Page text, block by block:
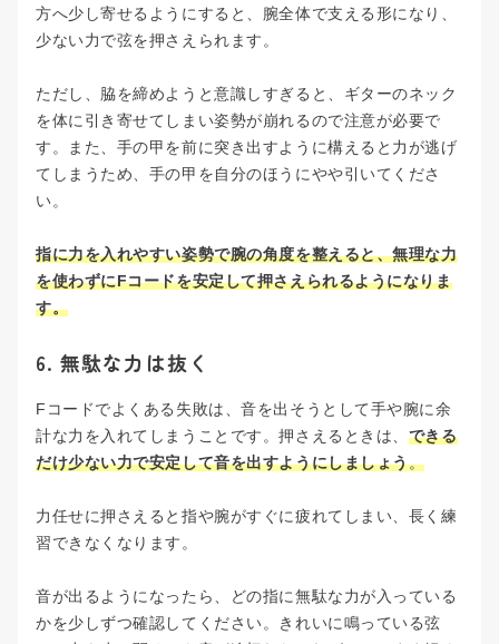
方へ少し寄せるようにすると、腕全体で支える形になり、
少ない力で弦を押さえられます。
ただし、脇を締めようと意識しすぎると、ギターのネック
を体に引き寄せてしまい姿勢が崩れるので注意が必要で
す。また、手の甲を前に突き出すように構えると力が逃げ
てしまうため、手の甲を自分のほうにやや引いてくださ
い。
指に力を入れやすい姿勢で腕の角度を整えると、無理な力
を使わずにFコードを安定して押さえられるようになりま
す。
6. 無駄な力は抜く
Fコードでよくある失敗は、音を出そうとして手や腕に余
計な力を入れてしまうことです。押さえるときは、 できる
だけ少ない力で安定して音を出すようにしましょう。
力任せに押さえると指や腕がすぐに疲れてしまい、長く練
習できなくなります。
音が出るようになったら、どの指に無駄な力が入っている
かを少しずつ確認してください。きれいに鳴っている弦